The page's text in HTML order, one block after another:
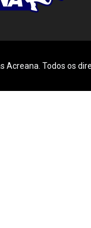
Acreana. Todos os